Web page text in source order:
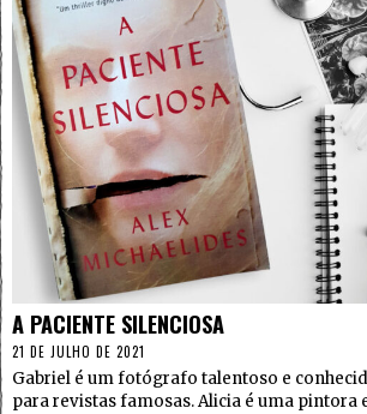
A PACIENTE SILENCIOSA
21 DE JULHO DE 2021
Gabriel é um fotógrafo talentoso e
para revistas famosas. Alicia é uma pintora